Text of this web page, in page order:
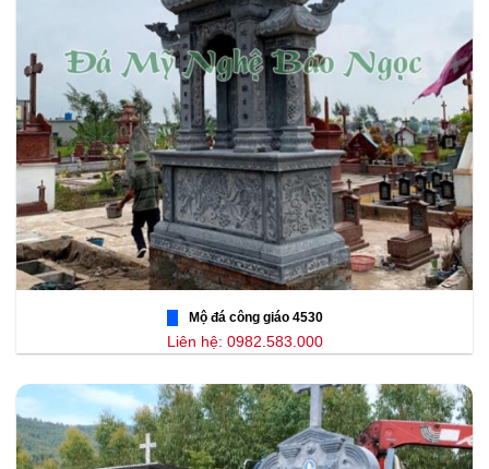
Mộ đá công giáo 4530
Liên hệ: 0982.583.000